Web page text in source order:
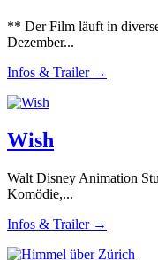
** Der Film läuft in
Dezember...
Infos & Trailer →
Wish
Walt Disney Animation
Komödie,...
Infos & Trailer →